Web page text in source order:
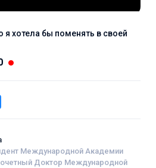
я хотела бы поменять в своей
Международной Академии
Доктор Международной